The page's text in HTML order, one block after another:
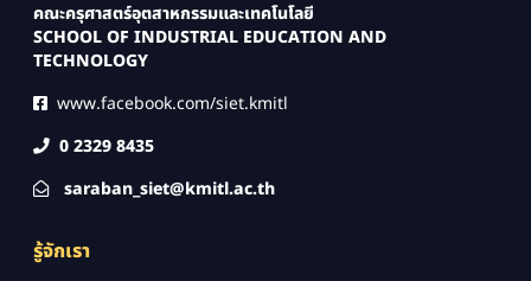
คณะครุศาสตร์อุตสาหกรรมและเทคโนโลยี
SCHOOL OF INDUSTRIAL EDUCATION AND
TECHNOLOGY
www.facebook.com/siet.kmitl
0 2329 8435
saraban_siet@kmitl.ac.th
รู้จักเรา